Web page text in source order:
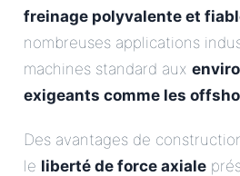
freinage polyvalente et
nombreuses applications
machines standard aux
exigeants comme les
Des avantages de
le liberté de force axiale